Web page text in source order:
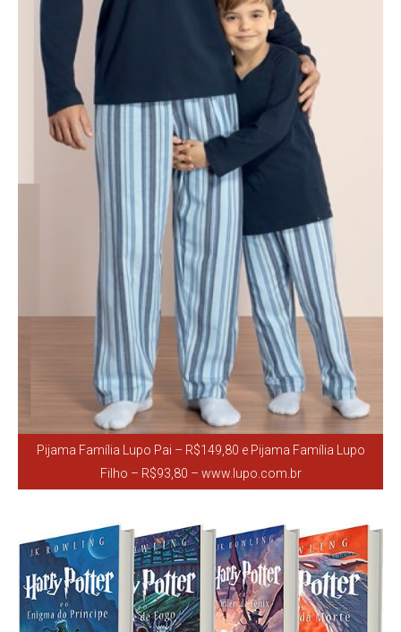
Pijama Família Lupo Pai – R$149,80 e Pijama Família Lupo
Filho – R$93,80 – www.lupo.com.br